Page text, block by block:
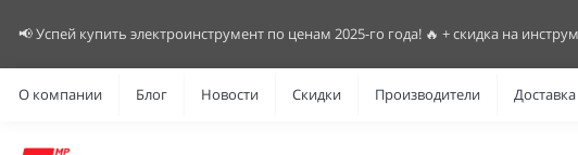
📢 Успей купить электроинструмент по ценам 2025-го года! 🔥 + скидка на
О компании Блог Новости Скидки Производители